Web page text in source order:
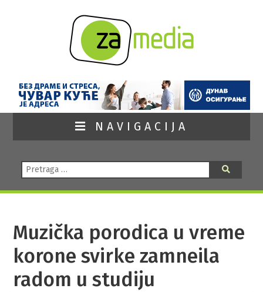
NAVIGACIJA
Pretraga:
Muzička porodica u vreme
korone svirke zamneila
radom u studiju